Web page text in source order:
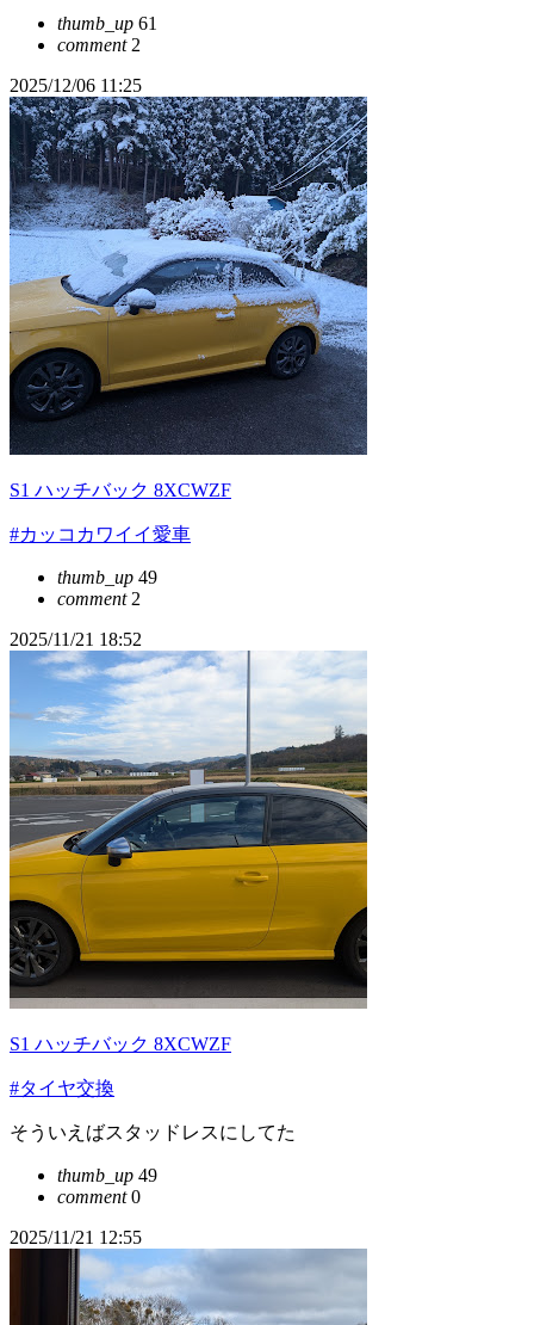
thumb_up 61
comment2
2025/12/06 11:25
S1 ハッチバック 8XCWZF
#カッコカワイイ愛車
thumb_up 49
comment2
2025/11/21 18:52
S1 ハッチバック 8XCWZF
#タイヤ交換
そういえばスタッドレスにしてた
thumb_up 49
comment0
2025/11/21 12:55